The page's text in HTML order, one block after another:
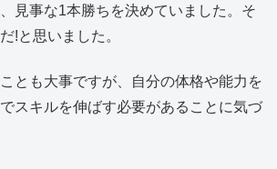
見事な1本勝ちを決めていました。そ
!と思いました。
とも大事ですが、自分の体格や能力を
スキルを伸ばす必要があることに気づ